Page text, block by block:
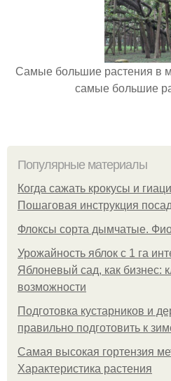
Самые большие растения в
самые большие
Популярные материалы
Когда сажать крокусы и
Пошаговая инструкция
Флоксы сорта дымчатые.
Урожайность яблок с 1 га
Яблоневый сад, как бизнес:
возможности
Подготовка кустарников и
правильно подготовить к
Самая высокая гортензия
Характеристика растения